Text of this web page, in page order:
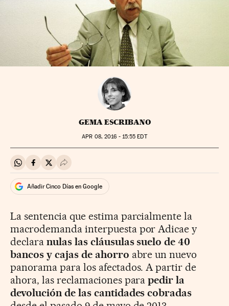
GEMA ESCRIBANO
APR 08, 2016 - 15:55 EDT
Compartir en Whatsapp
Compartir en Facebook
Compartir en Twitter
Desplegar Redes Sociales
Añadir Cinco Días en Google
La sentencia que estima parcialmente la
macrodemanda interpuesta por Adicae y
declara nulas las cláusulas suelo de 40
bancos y cajas de ahorro abre un nuevo
panorama para los afectados. A partir de
ahora, las reclamaciones parapedir la
devolución de las cantidades cobradas